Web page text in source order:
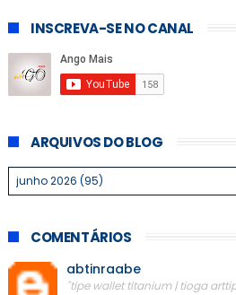
INSCREVA-SE NO CANAL
ARQUIVOS DO BLOG
COMENTÁRIOS
abtinraabe
"tipe wallet titanium | tioga